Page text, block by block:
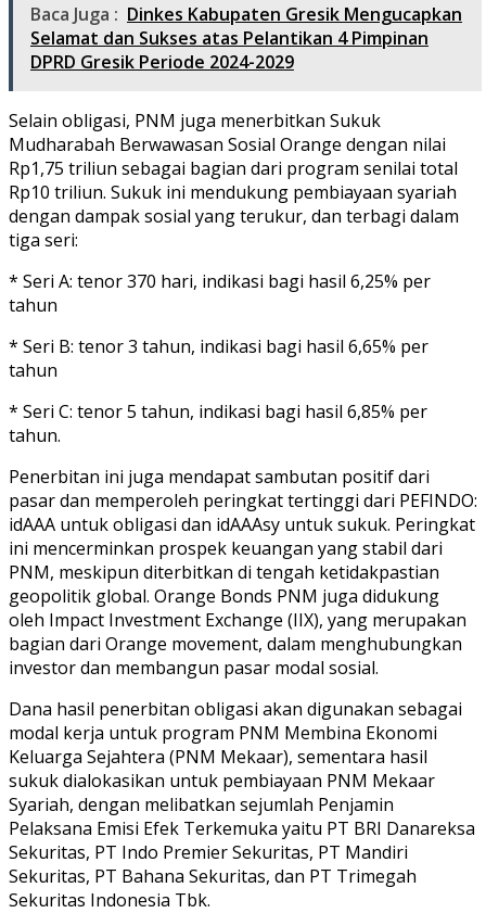
Baca Juga : Dinkes Kabupaten Gresik Mengucapkan
Selamat dan Sukses atas Pelantikan 4 Pimpinan
DPRD Gresik Periode 2024-2029
Selain obligasi, PNM juga menerbitkan Sukuk
Mudharabah Berwawasan Sosial Orange dengan nilai
Rp1,75 triliun sebagai bagian dari program senilai total
Rp10 triliun. Sukuk ini mendukung pembiayaan syariah
dengan dampak sosial yang terukur, dan terbagi dalam
tiga seri:
* Seri A: tenor 370 hari, indikasi bagi hasil 6,25% per
tahun
* Seri B: tenor 3 tahun, indikasi bagi hasil 6,65% per
tahun
* Seri C: tenor 5 tahun, indikasi bagi hasil 6,85% per
tahun.
Penerbitan ini juga mendapat sambutan positif dari
pasar dan memperoleh peringkat tertinggi dari PEFINDO:
idAAA untuk obligasi dan idAAAsy untuk sukuk. Peringkat
ini mencerminkan prospek keuangan yang stabil dari
PNM, meskipun diterbitkan di tengah ketidakpastian
geopolitik global. Orange Bonds PNM juga didukung
oleh Impact Investment Exchange (IIX), yang merupakan
bagian dari Orange movement, dalam menghubungkan
investor dan membangun pasar modal sosial.
Dana hasil penerbitan obligasi akan digunakan sebagai
modal kerja untuk program PNM Membina Ekonomi
Keluarga Sejahtera (PNM Mekaar), sementara hasil
sukuk dialokasikan untuk pembiayaan PNM Mekaar
Syariah, dengan melibatkan sejumlah Penjamin
Pelaksana Emisi Efek Terkemuka yaitu PT BRI Danareksa
Sekuritas, PT Indo Premier Sekuritas, PT Mandiri
Sekuritas, PT Bahana Sekuritas, dan PT Trimegah
Sekuritas Indonesia Tbk.